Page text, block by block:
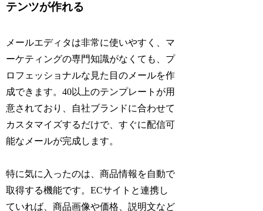
テンツが作れる
メールエディタは非常に使いやすく、マ
ーケティングの専門知識がなくても、プ
ロフェッショナルな見た目のメールを作
成できます。40以上のテンプレートが用
意されており、自社ブランドに合わせて
カスタマイズするだけで、すぐに配信可
能なメールが完成します。
特に気に入ったのは、商品情報を自動で
取得する機能です。ECサイトと連携し
ていれば、商品画像や価格、説明文など